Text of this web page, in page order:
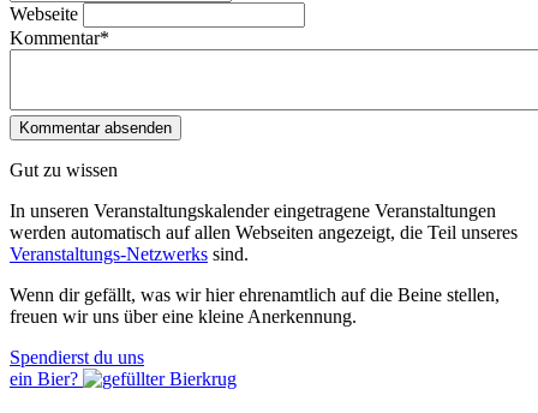
Webseite
Kommentar*
Gut zu wissen
In unseren Veranstaltungskalender eingetragene Veranstaltungen
werden automatisch auf allen Webseiten angezeigt, die Teil unseres
Veranstaltungs-Netzwerks sind.
Wenn dir gefällt, was wir hier ehrenamtlich auf die Beine stellen,
freuen wir uns über eine kleine Anerkennung.
Spendierst du uns
ein Bier?